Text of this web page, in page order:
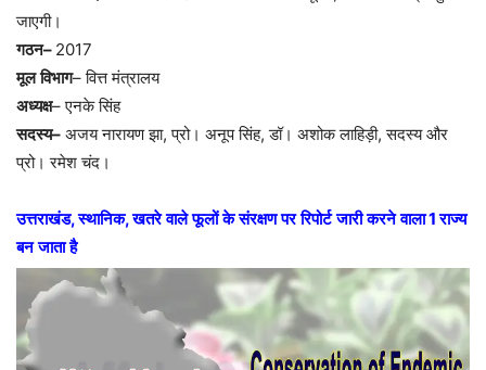
जाएगी।
गठन– 2017
मूल विभाग–वित्त मंत्रालय
अध्यक्ष–एनके सिंह
सदस्य– अजय नारायण झा,प्रो। अनूप सिंह,डॉ। अशोक लाहिड़ी,सदस्य और
प्रो। रमेश चंद।
उत्तराखंड,स्थानिक,खतरे वाले फूलों के संरक्षण पर रिपोर्ट जारी करने वाला1राज्य
बन जाता है